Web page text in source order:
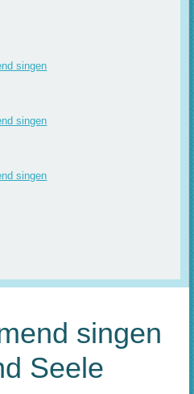
singen
singen
singen
singen
Seele